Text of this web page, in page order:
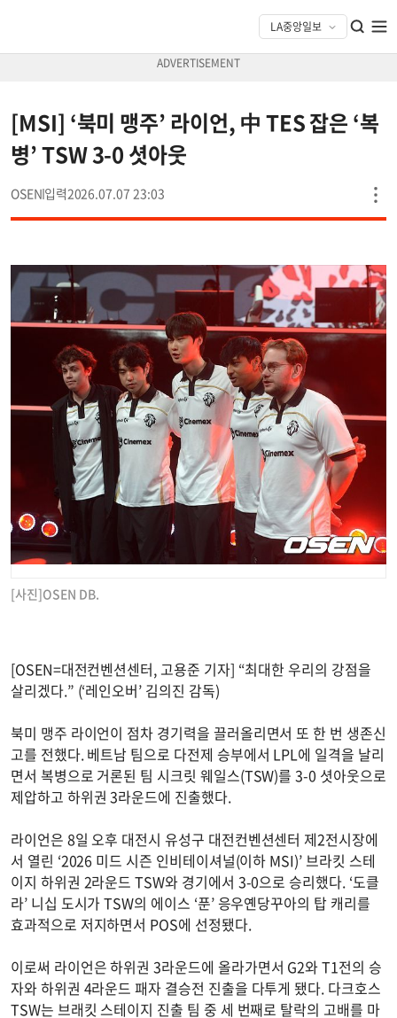
[MSI] ‘북미 맹주’ 라이언, 中 TES 잡은 ‘복
병’ TSW 3-0 셧아웃
OSEN 2026.07.07 23:03
[사진]OSEN DB.
[OSEN=대전컨벤션센터, 고용준 기자] “최대한 우리의 강점을
살리겠다.” (‘레인오버’ 김의진 감독)
북미 맹주 라이언이 점차 경기력을 끌러올리면서 또 한 번 생존신
고를 전했다. 베트남 팀으로 다전제 승부에서 LPL에 일격을 날리
면서 복병으로 거론된 팀 시크릿 웨일스(TSW)를 3-0 셧아웃으로
제압하고 하위권 3라운드에 진출했다.
라이언은 8일 오후 대전시 유성구 대전컨벤션센터 제2전시장에
서 열린 ‘2026 미드 시즌 인비테이셔널(이하 MSI)’ 브라킷 스테
이지 하위권 2라운드 TSW와 경기에서 3-0으로 승리했다. ‘도클
라’ 니십 도시가 TSW의 에이스 ‘푼’ 응우옌당꾸아의 탑 캐리를
효과적으로 저지하면서 POS에 선정됐다.
이로써 라이언은 하위권 3라운드에 올라가면서 G2와 T1전의 승
자와 하위권 4라운드 패자 결승전 진출을 다투게 됐다. 다크호스
TSW는 브래킷 스테이지 진출 팀 중 세 번째로 탈락의 고배를 마